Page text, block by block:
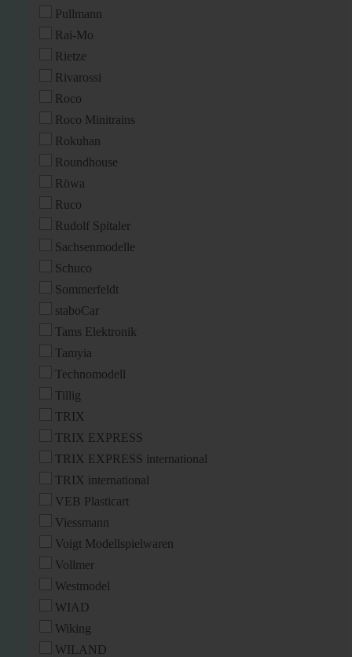
Pullmann
Rai-Mo
Rietze
Rivarossi
Roco
Roco Minitrains
Rokuhan
Roundhouse
Röwa
Ruco
Rudolf Spitaler
Sachsenmodelle
Schuco
Sommerfeldt
staboCar
Tams Elektronik
Tamyia
Technomodell
Tillig
TRIX
TRIX EXPRESS
TRIX EXPRESS international
TRIX international
VEB Plasticart
Viessmann
Voigt Modellspielwaren
Vollmer
Westmodel
WIAD
Wiking
WILAND